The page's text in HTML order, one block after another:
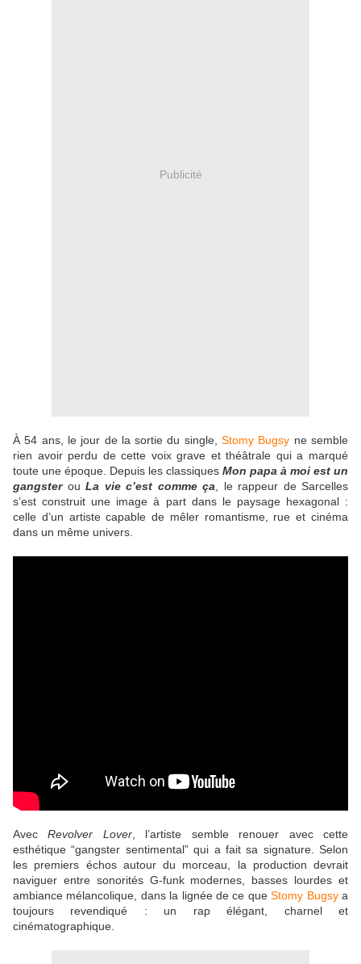
Publicité
À 54 ans, le jour de la sortie du single,Stomy Bugsy ne semble
rien avoir perdu de cette voix grave et théâtrale qui a marqué
toute une époque. Depuis les classiques Mon papa à moi est un
gangsterou La vie c’est comme ça , le rappeur de Sarcelles
s’est construit une image à part dans le paysage hexagonal :
celle d’un artiste capable de mêler romantisme, rue et cinéma
dans un même univers.
AvecRevolver Lover, l’artiste semble renouer avec cette
esthétique “gangster sentimental” qui a fait sa signature. Selon
les premiers échos autour du morceau, la production devrait
naviguer entre sonorités G-funk modernes, basses lourdes et
ambiance mélancolique, dans la lignée de ce queStomy Bugsya
toujours revendiqué : un rap élégant, charnel et
cinématographique.